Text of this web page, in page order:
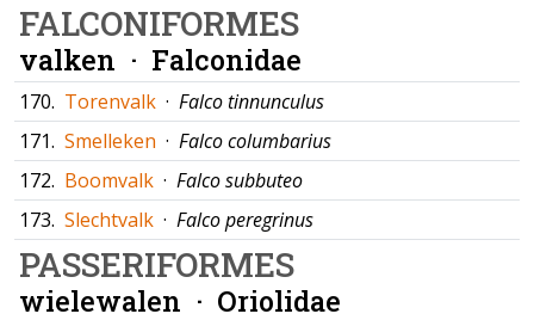
FALCONIFORMES
valken · Falconidae
170. Torenvalk · Falco tinnunculus
171. Smelleken · Falco columbarius
172. Boomvalk · Falco subbuteo
173. Slechtvalk · Falco peregrinus
PASSERIFORMES
wielewalen · Oriolidae